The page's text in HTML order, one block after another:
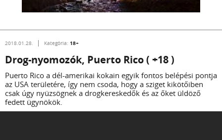
2018.01.28. Kategória: 18+
Drog-nyomozók, Puerto Rico ( +18 )
Puerto Rico a dél-amerikai kokain egyik fontos belépési pontja
az USA területére, így nem csoda, hogy a sziget kikötőiben
csak úgy nyüzsögnek a drogkereskedők és az őket üldöző
fedett ügynökök.